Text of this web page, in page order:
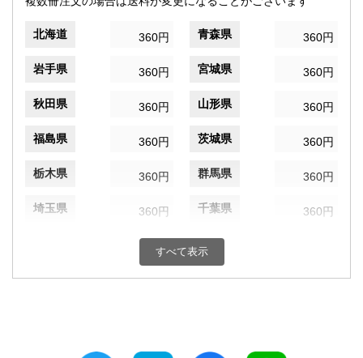
北海道 360円 青森県 360円
岩手県 360円 宮城県 360円
秋田県 360円 山形県 360円
福島県 360円 茨城県 360円
栃木県 360円 群馬県 360円
埼玉県 360円 千葉県 360円
360円 神奈川県
新潟県 360円 富山県 360円
360円
すべて表示